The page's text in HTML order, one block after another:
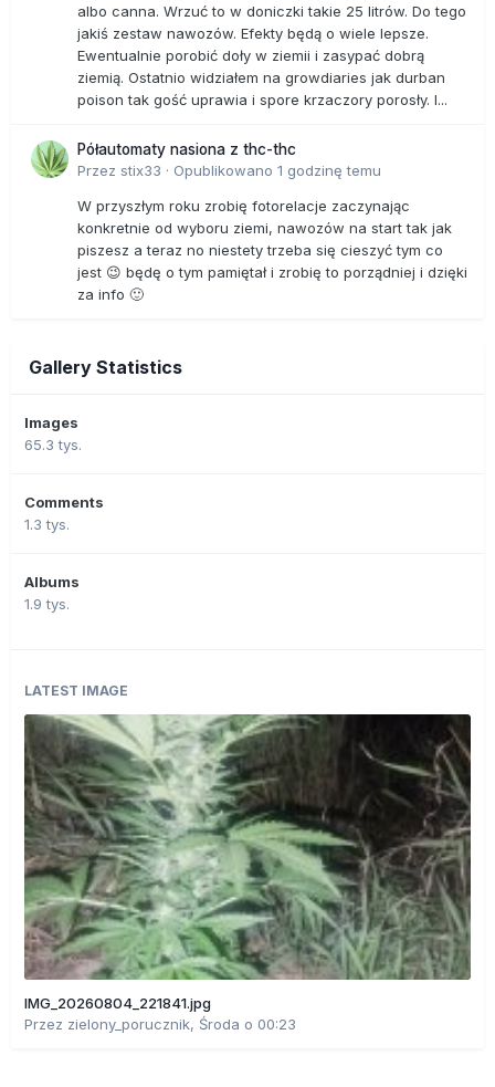
albo canna. Wrzuć to w doniczki takie 25 litrów. Do tego
jakiś zestaw nawozów. Efekty będą o wiele lepsze.
Ewentualnie porobić doły w ziemii i zasypać dobrą
ziemią. Ostatnio widziałem na growdiaries jak durban
poison tak gość uprawia i spore krzaczory porosły. I...
Półautomaty nasiona z thc-thc
Przez stix33 · Opublikowano 1 godzinę temu
W przyszłym roku zrobię fotorelacje zaczynając
konkretnie od wyboru ziemi, nawozów na start tak jak
piszesz a teraz no niestety trzeba się cieszyć tym co
jest 😉 będę o tym pamiętał i zrobię to porządniej i dzięki
za info 🙂
Gallery Statistics
Images
65.3 tys.
Comments
1.3 tys.
Albums
1.9 tys.
LATEST IMAGE
IMG_20260804_221841.jpg
Przez zielony_porucznik, Środa o 00:23